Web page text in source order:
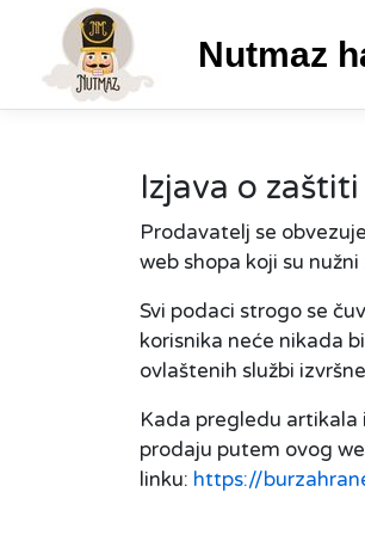
Nutmaz
Izjava o
Prodavatelj se
web shopa koji su
Svi podaci strogo se
korisnika neće nikada
ovlaštenih službi
Kada pregledu artikala
prodaju putem ovog
linku: https://